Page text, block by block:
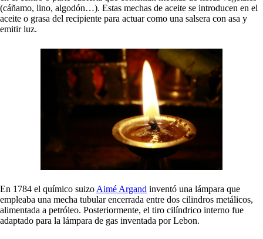
(cáñamo, lino, algodón…). Estas mechas de aceite se introducen en el
aceite o grasa del recipiente para actuar como una salsera con asa y
emitir luz.
En 1784 el químico suizo Aimé Argand inventó una lámpara que
empleaba una mecha tubular encerrada entre dos cilindros metálicos,
alimentada a petróleo. Posteriormente, el tiro cilíndrico interno fue
adaptado para la lámpara de gas inventada por Lebon.